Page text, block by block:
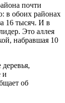
почти
в обоих районах
16 тысяч. И в
Это аллея
набравшая 10
и
об